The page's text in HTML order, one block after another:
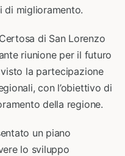
di miglioramento.
di San Lorenzo
riunione per il futuro
visto la partecipazione
con l’obiettivo di
della regione.
un piano
lo sviluppo